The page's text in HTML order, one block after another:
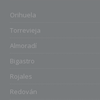
Orihuela
Torrevieja
Almoradí
Bigastro
Rojales
Redován